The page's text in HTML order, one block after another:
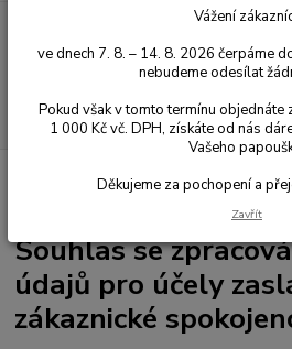
zákaznické spokojenosti
Souhlas se
údajů pro účely
zákaznické
Vážení
ve dnech 7. 8. – 14. 8. 2026 čerpáme
nebudeme odesílat
Pokud však v tomto termínu
1 000 Kč vč. DPH, získáte od nás
Vašeho
Děkujeme za pochopení a
Zavřít